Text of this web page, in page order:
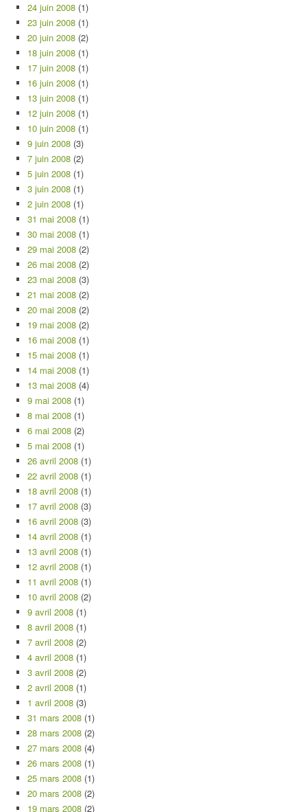
24 juin 2008 (1)
23 juin 2008 (1)
20 juin 2008 (2)
18 juin 2008 (1)
17 juin 2008 (1)
16 juin 2008 (1)
13 juin 2008 (1)
12 juin 2008 (1)
10 juin 2008 (1)
9 juin 2008 (3)
7 juin 2008 (2)
5 juin 2008 (1)
3 juin 2008 (1)
2 juin 2008 (1)
31 mai 2008 (1)
30 mai 2008 (1)
29 mai 2008 (2)
26 mai 2008 (2)
23 mai 2008 (3)
21 mai 2008 (2)
20 mai 2008 (2)
19 mai 2008 (2)
16 mai 2008 (1)
15 mai 2008 (1)
14 mai 2008 (1)
13 mai 2008 (4)
9 mai 2008 (1)
8 mai 2008 (1)
6 mai 2008 (2)
5 mai 2008 (1)
26 avril 2008 (1)
22 avril 2008 (1)
18 avril 2008 (1)
17 avril 2008 (3)
16 avril 2008 (3)
14 avril 2008 (1)
13 avril 2008 (1)
12 avril 2008 (1)
11 avril 2008 (1)
10 avril 2008 (2)
9 avril 2008 (1)
8 avril 2008 (1)
7 avril 2008 (2)
4 avril 2008 (1)
3 avril 2008 (2)
2 avril 2008 (1)
1 avril 2008 (3)
31 mars 2008 (1)
28 mars 2008 (2)
27 mars 2008 (4)
26 mars 2008 (1)
25 mars 2008 (1)
20 mars 2008 (2)
19 mars 2008 (2)